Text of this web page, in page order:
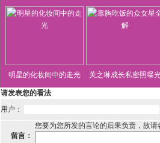
明星的化妆间中的走光 关之琳成长私密照曝
请发表您的看法
用户：
您要为您所发的言论的后果负责，故请
留言：